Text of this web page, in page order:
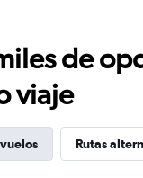
de
viaje
Rutas